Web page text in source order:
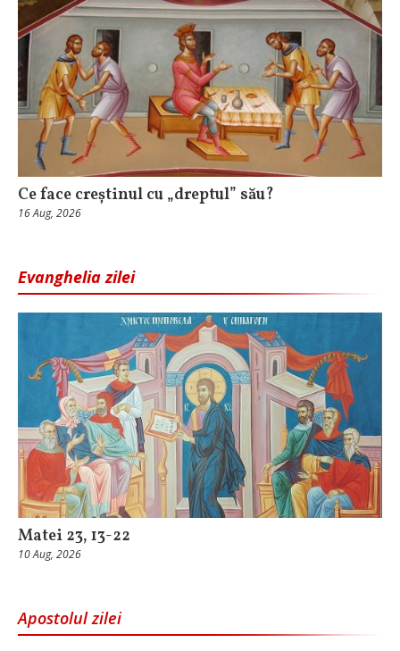
Ce face creștinul cu „dreptul” său?
16 Aug, 2026
Evanghelia zilei
Matei 23, 13-22
10 Aug, 2026
Apostolul zilei